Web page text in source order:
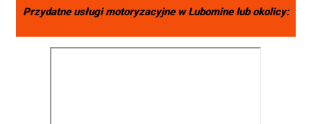
Przydatne usługi motoryzacyjne wLubominelub okolicy: